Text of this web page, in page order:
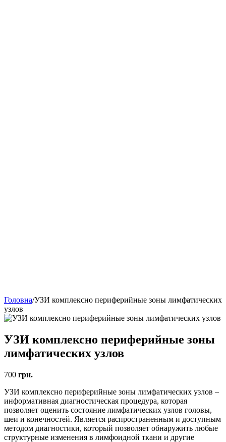
Головна/УЗИ комплексно периферийные зоны лимфатических
узлов
УЗИ комплексно периферийные зоны
лимфатических узлов
700 грн.
УЗИ комплексно периферийные зоны лимфатических узлов –
информативная диагностическая процедура, которая
позволяет оценить состояние лимфатических узлов головы,
шеи и конечностей. Является распространенным и доступным
методом диагностики, который позволяет обнаружить любые
структурные изменения в лимфоидной ткани и другие